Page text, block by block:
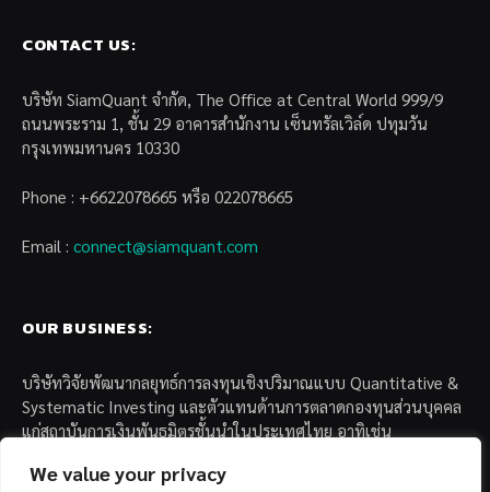
We value your privacy
CONTACT US:
บริษัท SiamQuant จำกัด, The Office at Central World 999/9
ถนนพระราม 1, ชั้น 29 อาคารสำนักงาน เซ็นทรัลเวิล์ด ปทุมวัน
กรุงเทพมหานคร 10330
Phone : +6622078665 หรือ 022078665
Email : connect@siamquant.com
OUR BUSINESS:
บริษัทวิจัยพัฒนากลยุทธ์การลงทุนเชิงปริมาณแบบ Quantitative &
Systematic Investing และตัวแทนด้านการตลาดกองทุนส่วนบุคคล
แก่สถาบันการเงินพันธมิตรชั้นนำในประเทศไทย อาทิเช่น
– บล. กรุงไทย เอ็กซ์สปริง จำกัด